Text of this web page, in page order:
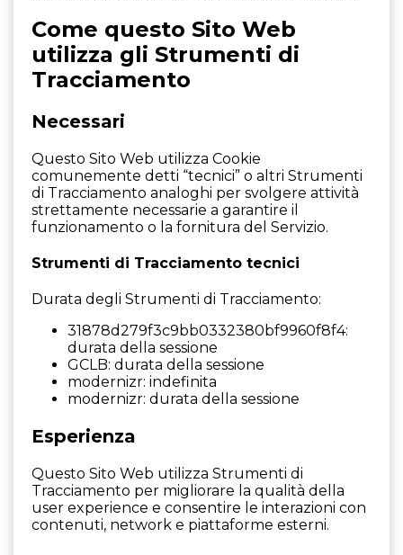
Come questo Sito Web
utilizza gli Strumenti di
Tracciamento
Necessari
Questo Sito Web utilizza Cookie
comunemente detti “tecnici” o altri Strumenti
di Tracciamento analoghi per svolgere attività
strettamente necessarie a garantire il
funzionamento o la fornitura del Servizio.
Strumenti di Tracciamento tecnici
Durata degli Strumenti di Tracciamento:
31878d279f3c9bb0332380bf9960f8f4:
durata della sessione
GCLB: durata della sessione
modernizr: indefinita
modernizr: durata della sessione
Esperienza
Questo Sito Web utilizza Strumenti di
Tracciamento per migliorare la qualità della
user experience e consentire le interazioni con
contenuti, network e piattaforme esterni.